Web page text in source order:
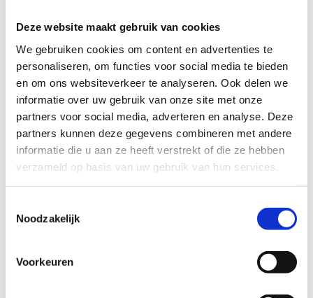
Deze website maakt gebruik van cookies
We gebruiken cookies om content en advertenties te
personaliseren, om functies voor social media te bieden
en om ons websiteverkeer te analyseren. Ook delen we
informatie over uw gebruik van onze site met onze
partners voor social media, adverteren en analyse. Deze
partners kunnen deze gegevens combineren met andere
informatie die u aan ze heeft verstrekt of die ze hebben
verzameld op basis van uw gebruik van hun services.
Noodzakelijk
Voorkeuren
Vul hier in op welke dag(en) en u(u)r(en) je de
sportactiviteit wil reserveren.